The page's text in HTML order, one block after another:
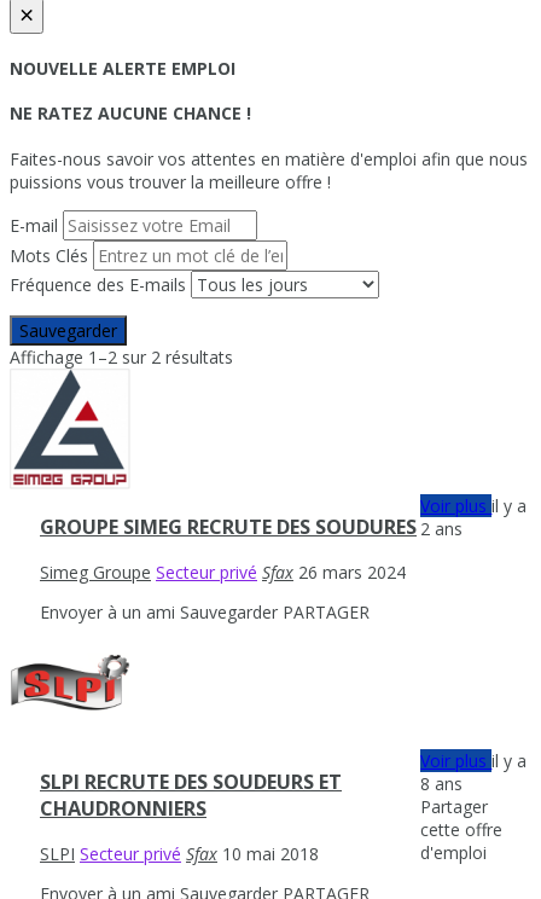
×
NOUVELLE ALERTE EMPLOI
NE RATEZ AUCUNE CHANCE !
Faites-nous savoir vos attentes en matière d'emploi afin que nous
puissions vous trouver la meilleure offre !
E-mail
Mots Clés
Fréquence des E-mails
Sauvegarder
Affichage 1–2 sur 2 résultats
GROUPE SIMEG RECRUTE DES SOUDURES
Simeg Groupe Secteur privé Sfax 26 mars 2024
Envoyer à un ami Sauvegarder PARTAGER
Voir plusil y a
2 ans
SLPI RECRUTE DES SOUDEURS ET
CHAUDRONNIERS
SLPI Secteur privé Sfax 10 mai 2018
Envoyer à un ami Sauvegarder PARTAGER
Voir plusil y a
8 ans
Partager
cette offre
d'emploi